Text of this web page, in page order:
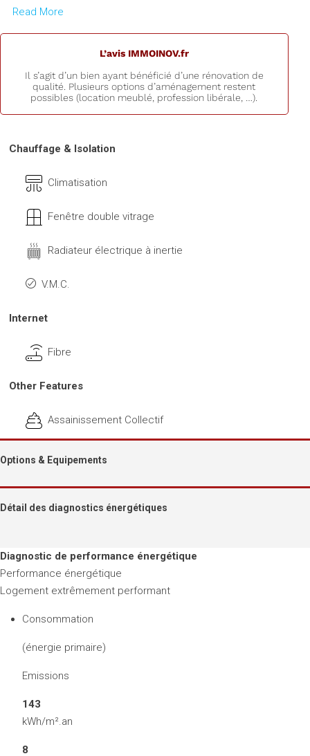
Read More
L’avis IMMOINOV.fr
Il s’agit d’un bien ayant bénéficié d’une rénovation de
qualité. Plusieurs options d’aménagement restent
possibles (location meublé, profession libérale, …).
Chauffage & Isolation
Climatisation
Fenêtre double vitrage
Radiateur électrique à inertie
V.M.C.
Internet
Fibre
Other Features
Assainissement Collectif
Options & Equipements
Détail des diagnostics énergétiques
Diagnostic de performance énergétique
Performance énergétique
Logement extrêmement performant
Consommation
(énergie primaire)
Emissions
143
kWh/m².an
8